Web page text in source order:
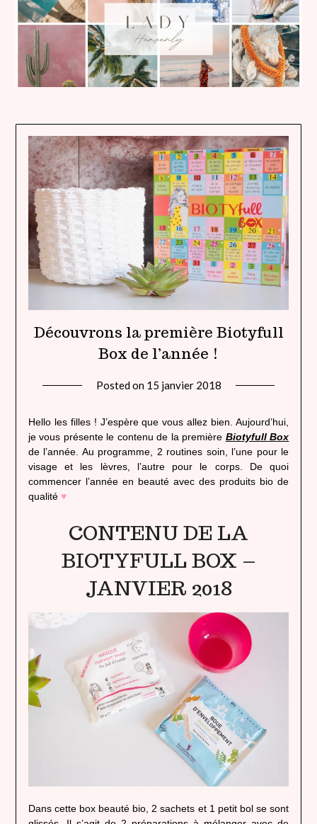
Découvrons la première Biotyfull
Box de l’année !
Posted on 15 janvier 2018
heavenly
Hello les filles ! J’espère que vous allez bien. Aujourd’hui,
je vous présente le contenu de la première Biotyfull Box
de l’année. Au programme, 2 routines soin, l’une pour le
visage et les lèvres, l’autre pour le corps. De quoi
commencer l’année en beauté avec des produits bio de
qualité ♥
CONTENU DE LA
BIOTYFULL BOX –
JANVIER 2018
Dans cette box beauté bio, 2 sachets et 1 petit bol se sont